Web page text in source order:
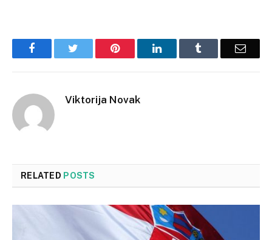
Facebook Pinterest LinkedIn Email
Viktorija Novak
RELATED POSTS